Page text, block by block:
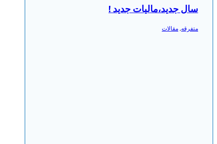
سال جدید،مالیات جدید !
متفرقه, مقالات